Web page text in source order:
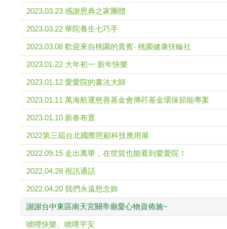
2023.03.23 感謝恩典之家團體
2023.03.22 華陀養生七巧手
2023.03.08 歡迎來自桃園的貴賓- 桃園健康扶輪社
2023.01.22 大年初一 新年快樂
2023.01.12 愛愛院的書法大師
2023.01.11 萬海航運慈善基金會傳荇基金環保節能專案
2023.01.10 新春布置
2022第三屆台北國際照顧科技應用展
2022.09.15 走出萬華，在世貿也能看到愛愛院！
2022.04.28 視訊通話
2022.04.20 我們永遠想念妳
謝謝台中東區南天宮關帝廟愛心物資佈施~
唬哩快樂、唬哩平安